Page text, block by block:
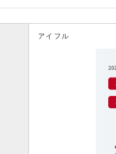
アイフル